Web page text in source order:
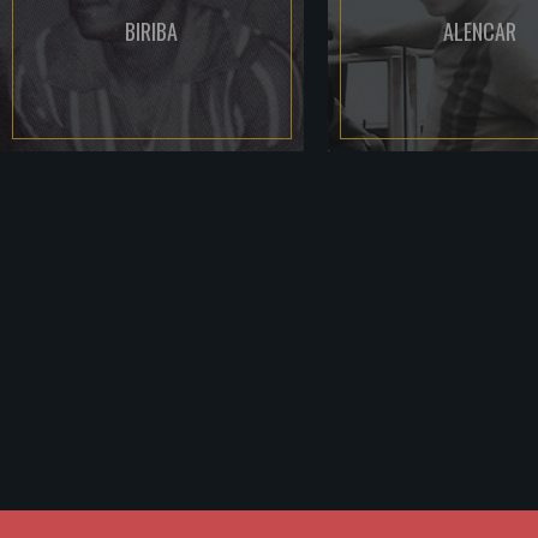
BIRIBA ALENCAR